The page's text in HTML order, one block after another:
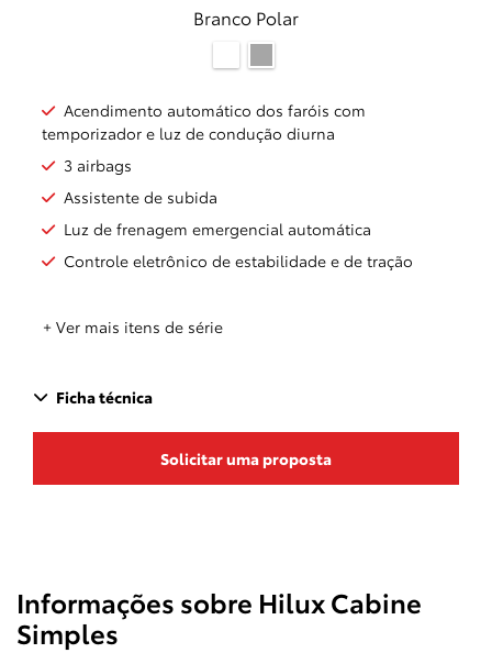
Branco Polar
Acendimento automático dos faróis com
temporizador e luz de condução diurna
3 airbags
Assistente de subida
Luz de frenagem emergencial automática
Controle eletrônico de estabilidade e de tração
+ Ver mais itens de série
Ficha técnica
Solicitar uma proposta
Informações sobre Hilux Cabine
Simples